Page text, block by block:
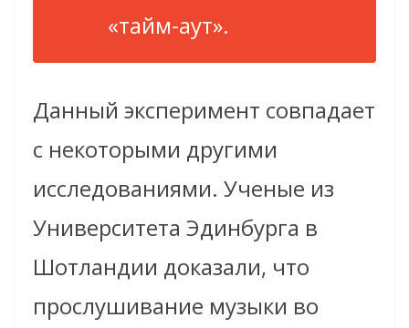
«тайм-аут».
Данный эксперимент совпадает
с некоторыми другими
исследованиями. Ученые из
Университета Эдинбурга в
Шотландии доказали, что
прослушивание музыки во